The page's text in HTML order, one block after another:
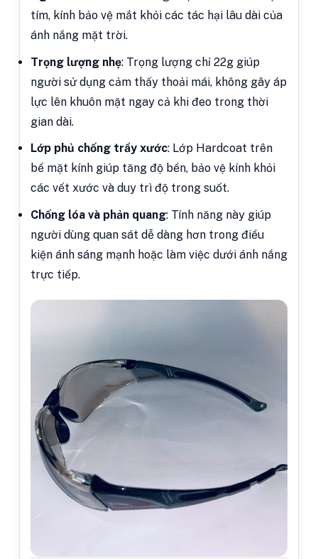
tím, kính bảo vệ mắt khỏi các tác hại lâu dài của
ánh nắng mặt trời.
Trọng lượng nhẹ: Trọng lượng chỉ 22g giúp
người sử dụng cảm thấy thoải mái, không gây áp
lực lên khuôn mặt ngay cả khi đeo trong thời
gian dài.
Lớp phủ chống trầy xước: Lớp Hardcoat trên
bề mặt kính giúp tăng độ bền, bảo vệ kính khỏi
các vết xước và duy trì độ trong suốt.
Chống lóa và phản quang: Tính năng này giúp
người dùng quan sát dễ dàng hơn trong điều
kiện ánh sáng mạnh hoặc làm việc dưới ánh nắng
trực tiếp.